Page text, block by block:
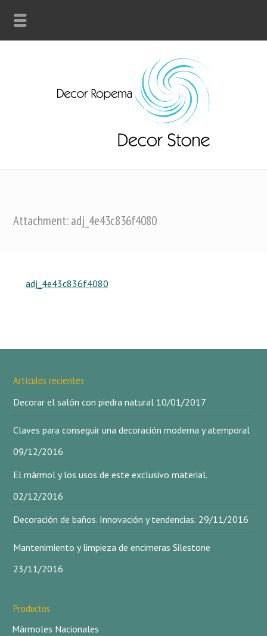
Attachment: adj_4e43c836f4080
adj_4e43c836f4080
Artículos recientes
Decorar el salón con piedra natural 10/01/2017
Claves para conseguir una decoración moderna y atemporal
09/12/2016
El mármol y los usos de este exclusivo material.
02/12/2016
Decoración de baños. Innovación y tendencias. 29/11/2016
Mantenimiento y limpieza de encimeras Silestone
23/11/2016
Productos
Mármoles Nacionales